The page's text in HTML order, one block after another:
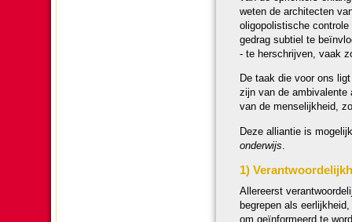
weten de architecten
oligopolis­tische
gedrag subtiel te
- te her­schrij­ven, vaak
De taak die voor ons
zijn van de ambivalente
van de men­se­lijk­heid,
Deze alliantie is
onder­wijs
1)
Aller­eerst
begrepen als
om geïn­for­meerd te